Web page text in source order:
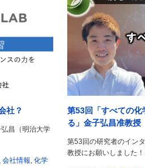
社？
昌（明治大学
, 会社情報, 化学
第53回「すべての化
る」金子弘昌准教授
第53回の研究者のイン
教授にお願いしました